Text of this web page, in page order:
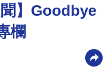
】Goodbye
欄